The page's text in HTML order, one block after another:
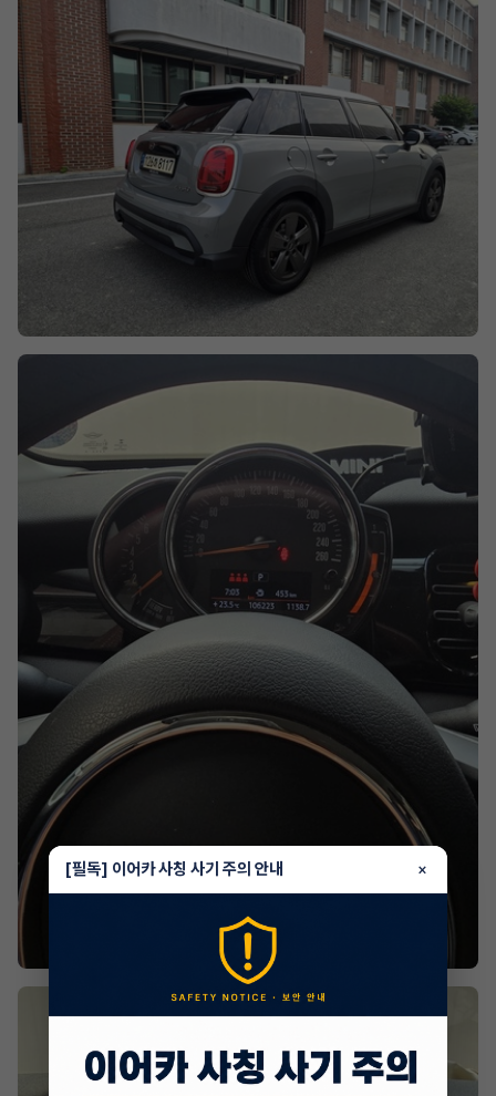
[필독] 이어카 사칭 사기 주의 안내 ×